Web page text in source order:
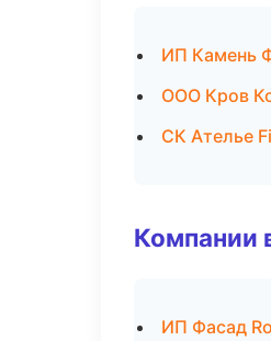
ИП Камень
ООО Кров
СК Ателье
Компании
ИП Фасад